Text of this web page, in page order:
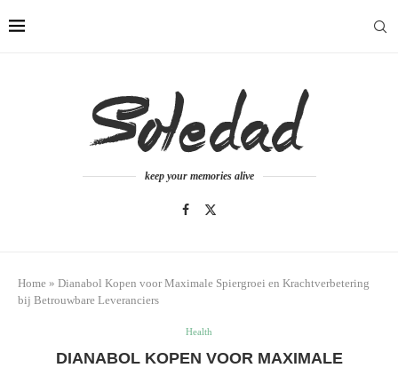
keep your memories alive
Home » Dianabol Kopen voor Maximale Spiergroei en Krachtverbetering
bij Betrouwbare Leveranciers
Health
DIANABOL KOPEN VOOR MAXIMALE